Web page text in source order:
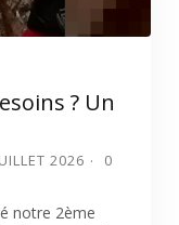
? Un
2026
0
notre 2ème